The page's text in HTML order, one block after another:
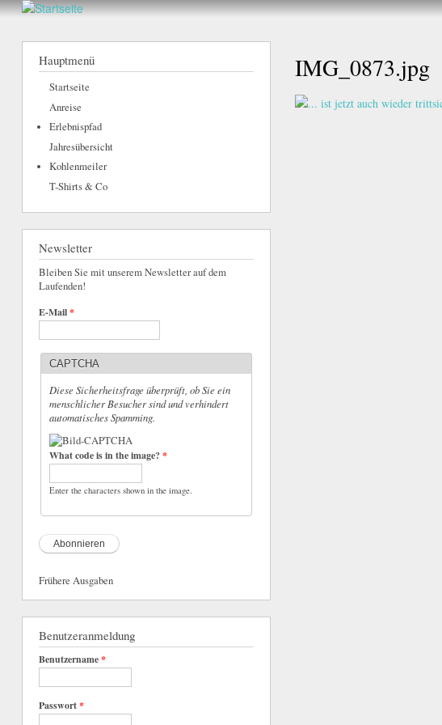
Frankenstein
e.V.
hier
IMG_0873.jpg
Hauptmenü
Startseite
Anreise
Erlebnispfad
Jahresübersicht
Kohlenmeiler
T-Shirts & Co
Newsletter
Bleiben Sie mit unserem Newsletter auf dem
Laufenden!
E-Mail*
CAPTCHA
Diese Sicherheitsfrage überprüft, ob Sie ein
menschlicher Besucher sind und verhindert
automatisches Spamming.
What code is in the image?*
Enter the characters shown in the image.
Frühere Ausgaben
Benutzeranmeldung
Benutzername*
Passwort*